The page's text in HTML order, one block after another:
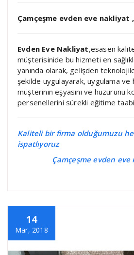
Çamçeşme evden eve nakliyat ,
Evden Eve Nakliyat,esasen
müşterisinide bu hizmeti en
yanında olarak, gelişden
şekilde uygulayarak, uygulama ve
müşterinin eşyasını ve huzurunu
persenellerini sürekli eğitime
Kaliteli bir firma olduğumuzu
ispatlıyoruz
Çamçeşme evden
14
Mar, 2018